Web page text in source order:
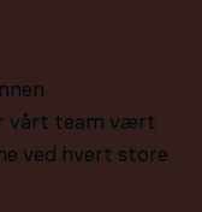
vårt team vært
ved hvert store